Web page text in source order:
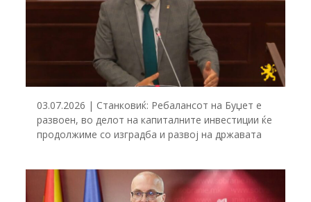
03.07.2026 | Станковиќ: Ребалансот на Буџет е
развоен, во делот на капиталните инвестиции ќе
продолжиме со изградба и развој на државата